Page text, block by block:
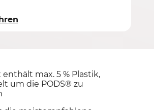
enthält max. 5 % Plastik,
um die PODS® zu